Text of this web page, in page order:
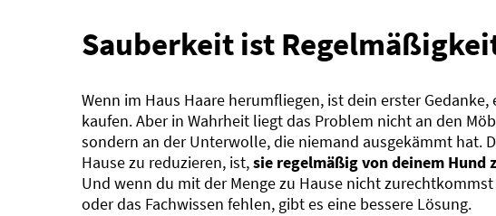
Sauberkeit ist
Wenn im Haus Haare herumfliegen, ist dein erster
kaufen. Aber in Wahrheit liegt das Problem nicht an den
sondern an der Unterwolle, die niemand ausgekämmt hat.
Hause zu reduzieren, ist,sie regelmäßig von deinem Hund
Und wenn du mit der Menge zu Hause nicht
oder das Fachwissen fehlen, gibt es eine bessere Lösung.